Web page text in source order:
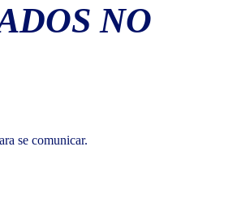
NO
se comunicar.